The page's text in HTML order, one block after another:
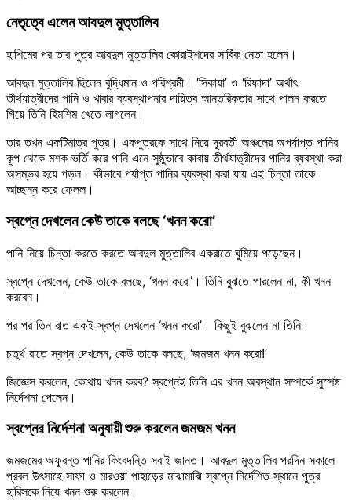
নেতৃত্বে এলেন আবদুল মুত্তালিব
হাশিমের পর তার পুত্র আবদুল মুত্তালিব কোরাইশদের সার্বিক নেতা হলেন।
আবদুল মুত্তালিব ছিলেন বুদ্ধিমান ও পরিশ্রমী। ‘সিকায়া’ ও ‘রিফাদা’ অর্থাৎ
তীর্থযাত্রীদের পানি ও খাবার ব্যবস্থাপনার দায়িত্ব আন্তরিকতার সাথে পালন করতে
গিয়ে তিনি হিমশিম খেতে লাগলেন।
তার তখন একটিমাত্র পুত্র। একপুত্রকে সাথে নিয়ে দূরবর্তী অঞ্চলের অপর্যাপ্ত পানির
কূপ থেকে মশক ভর্তি করে পানি এনে সুষ্ঠুভাবে কাবায় তীর্থযাত্রীদের পানির ব্যবস্থা করা
অসম্ভব হয়ে পড়ল। কীভাবে পর্যাপ্ত পানির ব্যবস্থা করা যায় এই চিন্তা তাকে
আচ্ছন্ন করে ফেলল।
স্বপ্নে দেখলেন কেউ তাকে বলছে ‘খনন করো’
পানি নিয়ে চিন্তা করতে করতে আবদুল মুত্তালিব একরাতে ঘুমিয়ে পড়েছেন।
স্বপ্নে দেখলেন, কেউ তাকে বলছে, ‘খনন করো’। তিনি বুঝতে পারলেন না, কী খনন
করবেন।
পর পর তিন রাত একই স্বপ্ন দেখলেন ‘খনন করো’। কিছুই বুঝলেন না তিনি।
চতুর্থ রাতে স্বপ্ন দেখলেন, কেউ তাকে বলছে, ‘জমজম খনন করো!’
জিজ্ঞেস করলেন, কোথায় খনন করব? স্বপ্নেই তিনি এর খনন অবস্থান সম্পর্কে সুস্পষ্ট
নির্দেশনা পেলেন।
স্বপ্নের নির্দেশনা অনুযায়ী শুরু করলেন জমজম খনন
জমজমের অফুরন্ত পানির কিংবদন্তি সবাই জানত। আবদুল মুত্তালিব পরদিন সকালে
প্রবল উৎসাহে সাফা ও মারওয়া পাহাড়ের মাঝামাঝি স্বপ্নে নির্দেশিত স্থানে পুত্র
হারিসকে নিয়ে খনন শুরু করলেন।